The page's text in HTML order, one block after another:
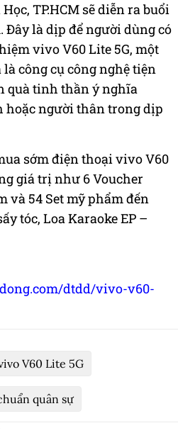
TP.HCM sẽ diễn ra buổi
là dịp để người dùng có
vivo V60 Lite 5G, một
công cụ công nghệ tiện
quà tinh thần ý nghĩa
người thân trong dịp
sớm điện thoại vivo V60
giá trị như 6 Voucher
và 54 Set mỹ phẩm đến
tóc, Loa Karaoke EP –
dtdd/vivo-v60-
V60 Lite 5G
quân sự